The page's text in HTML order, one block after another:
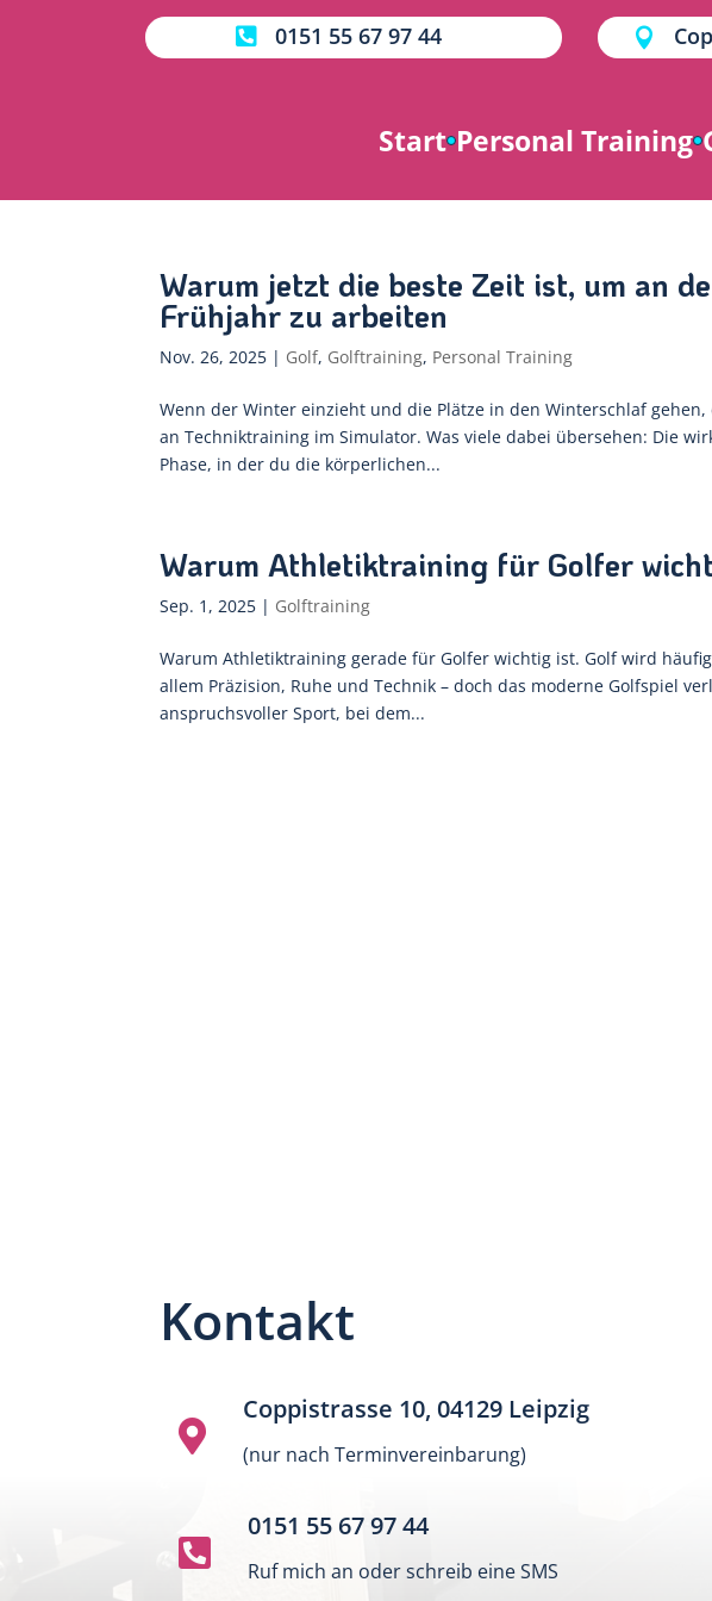
 0151 55 67 97 44 
Start Personal Training
Warum jetzt die beste Zeit ist, um an
Frühjahr zu arbeiten
Nov. 26, 2025 | Golf, Golftraining, Personal Training
Wenn der Winter einzieht und die Plätze in den Winterschlaf
an Techniktraining im Simulator. Was viele dabei übersehen: Die
Phase, in der du die körperlichen...
Warum Athletiktraining für Golfer
Sep. 1, 2025 | Golftraining
Warum Athletiktraining gerade für Golfer wichtig ist. Golf wird
allem Präzision, Ruhe und Technik – doch das moderne Golfspiel
anspruchsvoller Sport, bei dem...
Kontakt

Coppistrasse 10, 04129 Leipzig
(nur nach Terminvereinbarung)

0151 55 67 97 44
Ruf mich an oder schreib eine SMS